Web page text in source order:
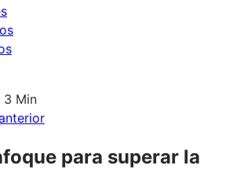
3 Min
para superar la